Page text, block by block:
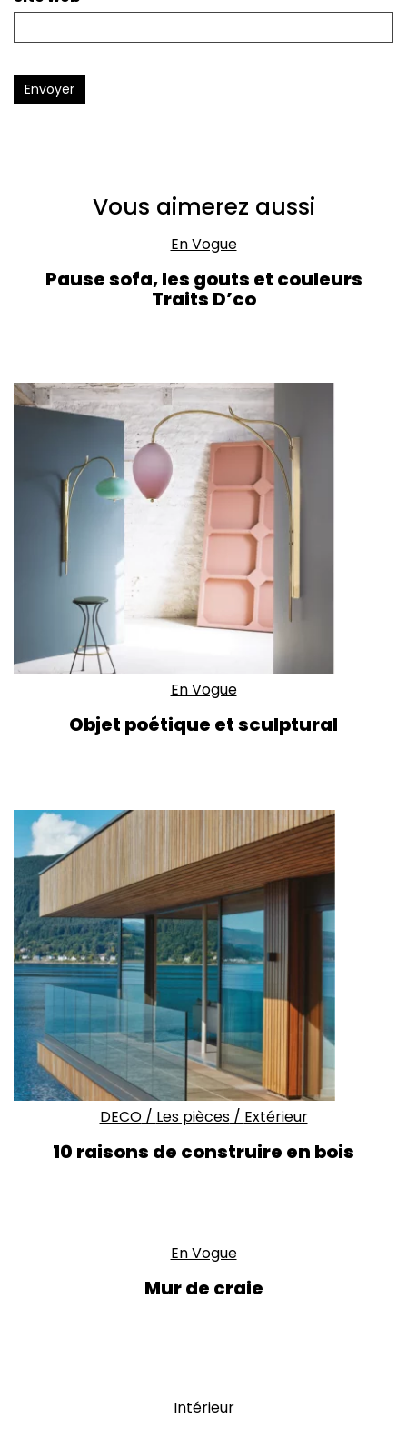
Envoyer
Vous aimerez aussi
En Vogue
Pause sofa, les gouts et couleurs
Traits D’co
En Vogue
Objet poétique et sculptural
DECO/ Les pièces/ Extérieur
10 raisons de construire en bois
En Vogue
Mur de craie
Intérieur